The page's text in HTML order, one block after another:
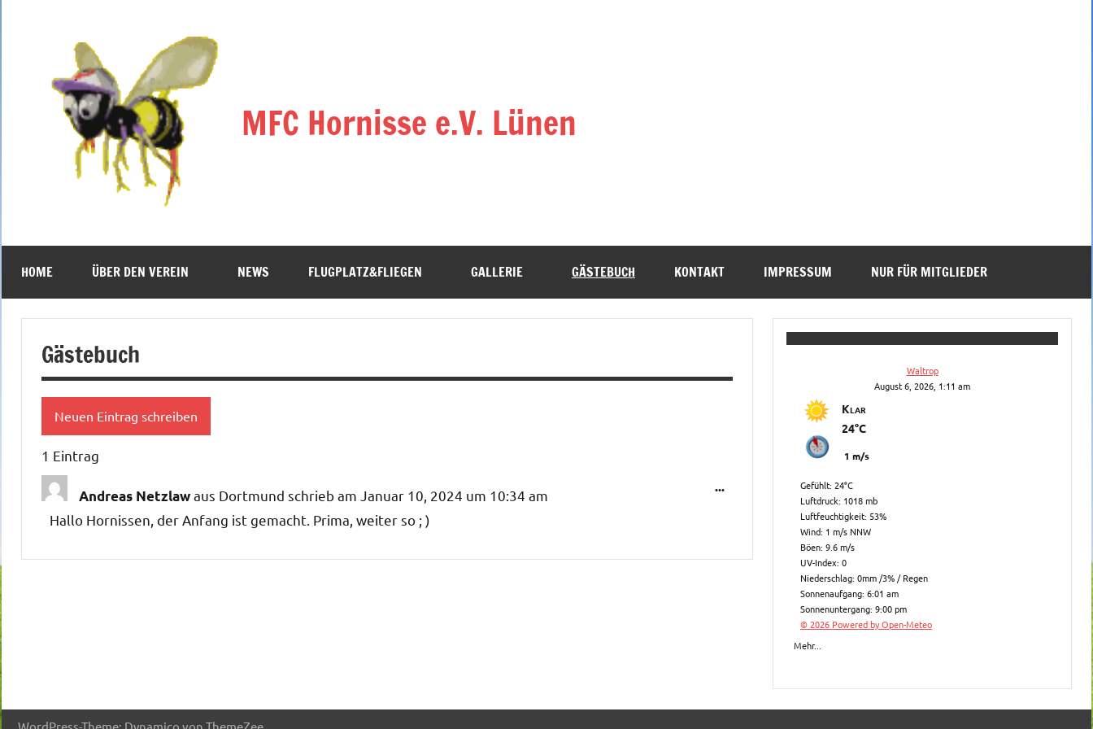
MFC Hornisse e.V. Lünen
Eine
HOME ÜBER DEN VEREIN NEWS FLUGPLATZ&FLIEGEN GALLERIE GÄSTEBUCH KONTAKT IMPRESSUM NUR FÜR MITGLIEDER
Gästebuch
1 Eintrag
Andreas Netzlawaus Dortmund schrieb am Januar 10, 2024 um 10:34 am
Hallo Hornissen, der Anfang ist gemacht. Prima, weiter so ; )
...Diese
ein-/ausblenden.
Waltrop
August 6, 2026, 1:11 am
Klar
24°C
1 m/s
Gefühlt: 24°C
Luftdruck: 1018 mb
Luftfeuchtigkeit: 53%
Wind: 1 m/s NNW
Böen: 9.6 m/s
UV-Index: 0
Niederschlag: 0mm /3% /Regen
Sonnenaufgang: 6:01 am
Sonnenuntergang: 9:00 pm
© 2026 Powered by Open-Meteo
Mehr...